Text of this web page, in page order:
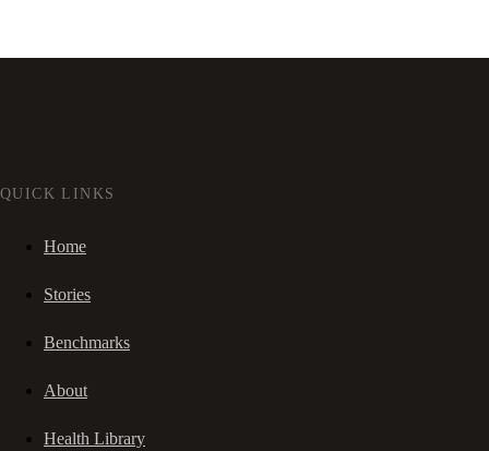
QUICK LINKS
Home
Stories
Benchmarks
About
Health Library